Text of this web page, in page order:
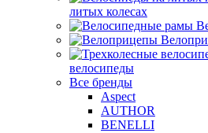
литых колесах
велосипеды
Все бренды
Aspect
AUTHOR
BENELLI